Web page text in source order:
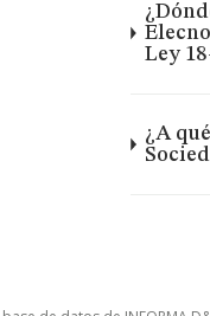
Ley
¿A